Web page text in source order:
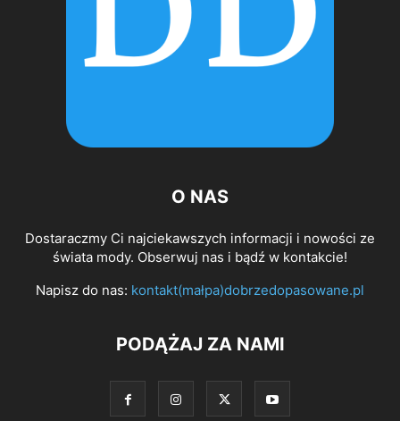
O NAS
Dostaraczmy Ci najciekawszych informacji i nowości ze
świata mody. Obserwuj nas i bądź w kontakcie!
Napisz do nas: kontakt(małpa)dobrzedopasowane.pl
PODĄŻAJ ZA NAMI